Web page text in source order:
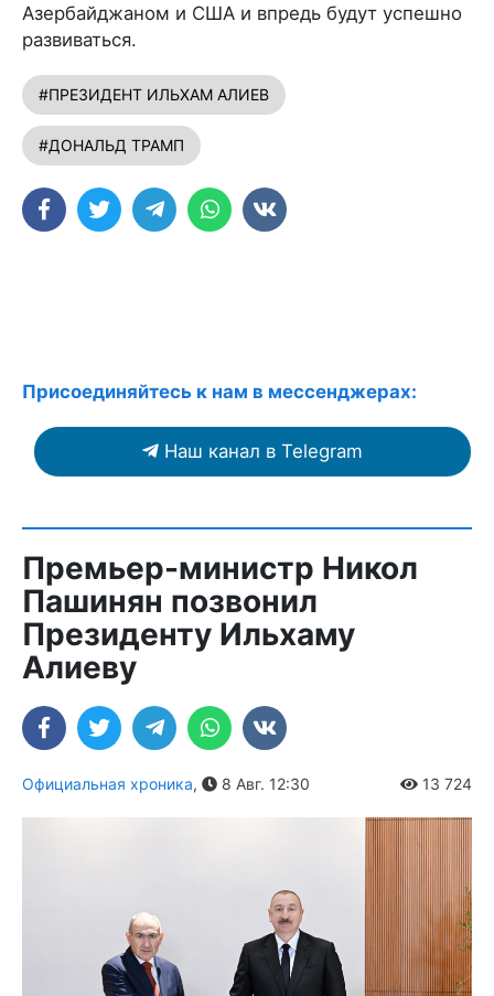
Азербайджаном и США и впредь будут успешно
развиваться.
#ПРЕЗИДЕНТ ИЛЬХАМ АЛИЕВ
#ДОНАЛЬД ТРАМП
Присоединяйтесь к нам в мессенджерах:
Наш канал в Telegram
Премьер-министр Никол
Пашинян позвонил
Президенту Ильхаму
Алиеву
Официальная хроника, 8 Авг. 12:30 13 724